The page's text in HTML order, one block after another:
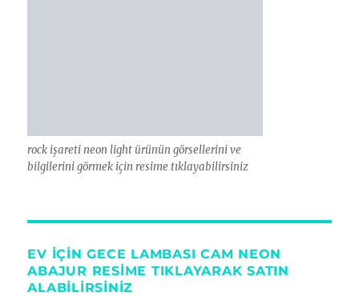
rock işareti neon light ürünün görsellerini ve
bilgilerini görmek için resime tıklayabilirsiniz
EV IÇIN GECE LAMBASI CAM NEON
ABAJUR RESIME TIKLAYARAK SATIN
ALABILIRSINIZ